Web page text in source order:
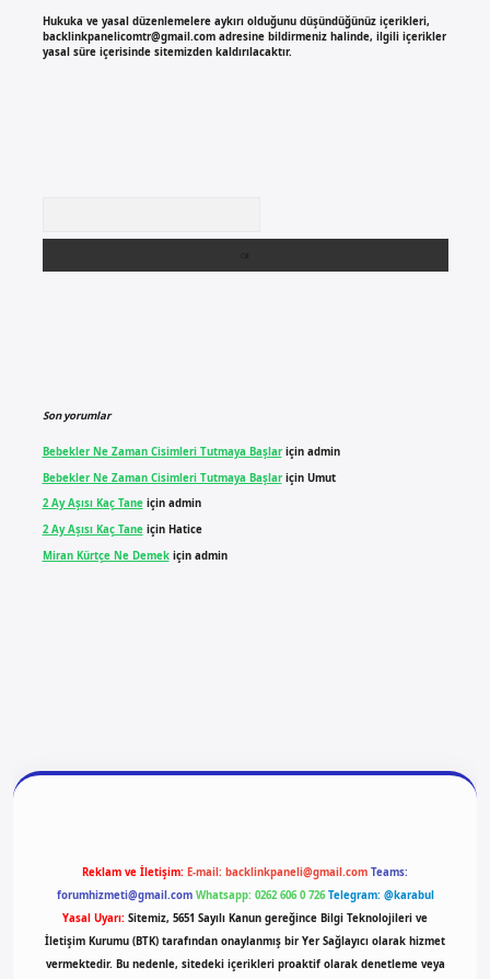
Hukuka ve yasal düzenlemelere aykırı olduğunu düşündüğünüz içerikleri,
backlinkpanelicomtr@gmail.comadresine bildirmeniz halinde, ilgili içerikler
yasal süre içerisinde sitemizden kaldırılacaktır.
Son yorumlar
Bebekler Ne Zaman Cisimleri Tutmaya Başlariçin admin
Bebekler Ne Zaman Cisimleri Tutmaya Başlariçin Umut
2 Ay Aşısı Kaç Taneiçin admin
2 Ay Aşısı Kaç Taneiçin Hatice
Miran Kürtçe Ne Demekiçin admin
Reklam ve İletişim: E-mail: backlinkpaneli@gmail.com Teams:
forumhizmeti@gmail.com Whatsapp: 0262 606 0 726 Telegram: @karabul
Yasal Uyarı: Sitemiz, 5651 Sayılı Kanun gereğince Bilgi Teknolojileri ve
İletişim Kurumu (BTK) tarafından onaylanmış bir Yer Sağlayıcı olarak hizmet
vermektedir. Bu nedenle, sitedeki içerikleri proaktif olarak denetleme veya